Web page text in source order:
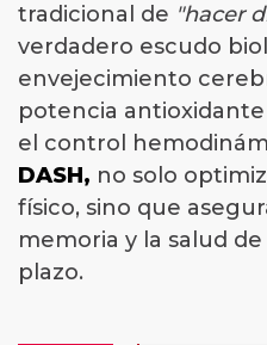
tradicional de "hacer
verdadero escudo
envejecimiento
potencia
el control
DASH, no solo
físico, sino que
memoria y la salud
plazo.